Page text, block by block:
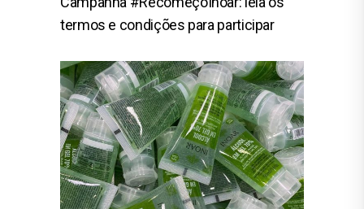
termos e condições para participar